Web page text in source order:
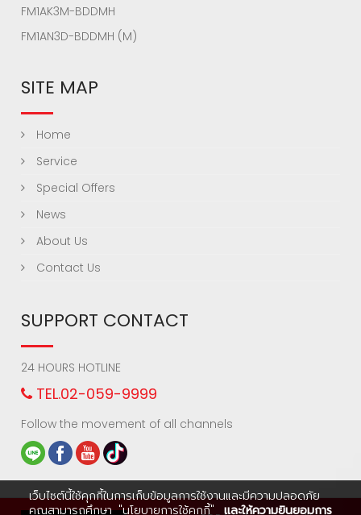
เว็บไซต์นี้ใช้คุกกี้ในการเก็บข้อมูลการใช้งานและมีความปลอดภัย
คุณสามารถศึกษา"นโยบายการใช้คุกกี้"และให้ความยินยอมการ
FM1AK3M-BDDMH
FM1AN3D-BDDMH (M)
SITE MAP
Home
Service
Special Offers
News
About Us
Contact Us
SUPPORT CONTACT
24 HOURS HOTLINE
TEL.02-059-9999
Follow the movement of all channels